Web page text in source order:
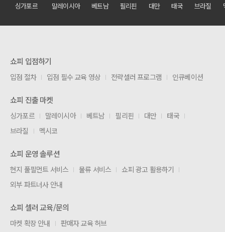
싱가포르 말레이시아 베트남 필리핀 대만 태국 브라질
쇼피 입점하기
입점 절차 입점 필수 교육 영상 전략셀러 프로그램 인큐베이션
쇼피 진출 마켓
싱가포르 말레이시아 베트남 필리핀 대만
태국
브라질
멕시코
쇼피 운영 솔루션
현지 풀필먼트 서비스 물류 서비스
쇼피 광고 활용하기
외부 파트너사 안내
쇼피 셀러 교육/문의
마켓 확장 안내 판매자 교육 허브